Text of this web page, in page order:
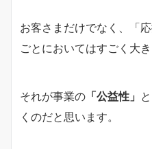
お客さまだけでなく、「
ごとにおいてはすごく大き
それが事業の 「公益性」
くのだと思います。